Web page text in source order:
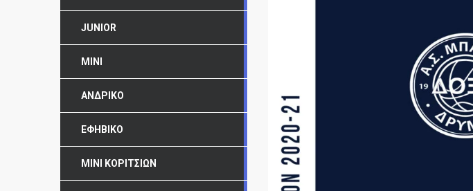
JUNIOR
MINI
ΑΝΔΡΙΚΌ
ΕΦΗΒΙΚΌ
ΜΊΝΙ ΚΟΡΙΤΣΙΏΝ